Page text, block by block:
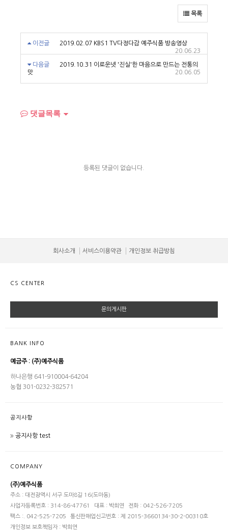
목록
이전글
2019.02.07 KBS1 TV다정다감 예주식품 방송영상
20.06.23
다음글
2019.10.31 이로운넷 '진실'한 마음으로 만드는 전통의
맛
20.06.05
댓글목록
등록된 댓글이 없습니다.
회사소개 서비스이용약관 개인정보 취급방침
CS CENTER
문의게시판
BANK INFO
예금주 : (주)예주식품
하나은행 641-910004-64204
농협 301-0232-382571
공지사항
공지사항 test
COMPANY
(주)예주식품
주소 : 대전광역시 서구 도마8길 16(도마동)
사업자등록번호 : 314-86-47761
대표 : 박희연
전화 : 042-526-7205
팩스 :. 042-525-7205
통신판매업신고번호 : 제 2015-3660134-30-2-00310호
개인정보 보호책임자 : 박희연